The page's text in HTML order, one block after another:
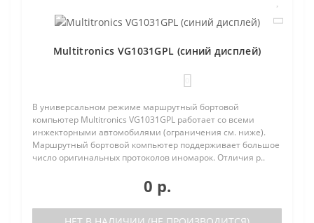
Multitronics VG1031GPL (синий дисплей)
В универсальном режиме маршрутный бортовой
компьютер Multitronics VG1031GPL работает со всеми
инжекторными автомобилями (ограничения см. ниже).
Маршрутный бортовой компьютер поддерживает большое
число оригинальных протоколов иномарок. Отличия р..
0 р.